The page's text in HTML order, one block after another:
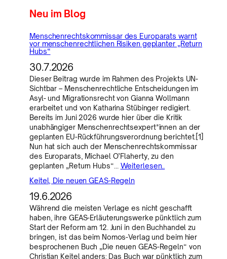
Neu im Blog
Menschenrechtskommissar des Europarats warnt
vor menschenrechtlichen Risiken geplanter „Return
Hubs“
30.7.2026
Dieser Beitrag wurde im Rahmen des Projekts UN-
Sichtbar – Menschenrechtliche Entscheidungen im
Asyl- und Migrationsrecht von Gianna Wollmann
erarbeitet und von Katharina Stübinger redigiert.
Bereits im Juni 2026 wurde hier über die Kritik
unabhängiger Menschenrechtsexpert*innen an der
geplanten EU-Rückführungsverordnung berichtet.[1]
Nun hat sich auch der Menschenrechtskommissar
des Europarats, Michael O’Flaherty, zu den
geplanten „Return Hubs“… Weiterlesen..
Keitel, Die neuen GEAS-Regeln
19.6.2026
Während die meisten Verlage es nicht geschafft
haben, ihre GEAS-Erläuterungswerke pünktlich zum
Start der Reform am 12. Juni in den Buchhandel zu
bringen, ist das beim Nomos-Verlag und beim hier
besprochenen Buch „Die neuen GEAS-Regeln“ von
Christian Keitel anders: Das Buch war pünktlich zum